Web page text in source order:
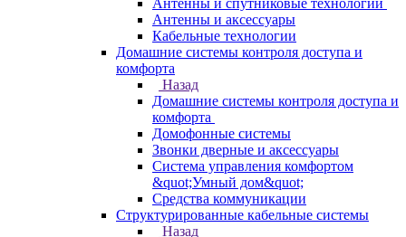
Антенны и спутниковые технологии
Антенны и аксессуары
Кабельные технологии
Домашние системы контроля доступа и
комфорта
Назад
Домашние системы контроля доступа и
комфорта
Домофонные системы
Звонки дверные и аксессуары
Система управления комфортом
&quot;Умный дом&quot;
Средства коммуникации
Структурированные кабельные системы
Назад